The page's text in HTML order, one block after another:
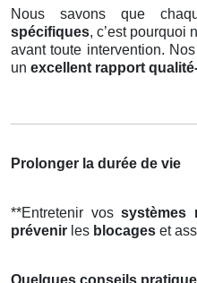
Nous savons que
spécifiques, c’est pourquoi
avant toute intervention. Nos
un excellent rapport
Prolonger la durée de vie
**Entretenir vossystèmes
prévenir les blocages et
Quelques conseils